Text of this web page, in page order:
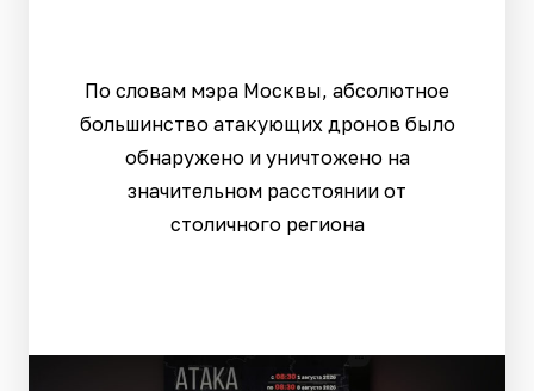
По словам мэра Москвы, абсолютное
большинство атакующих дронов было
обнаружено и уничтожено на
значительном расстоянии от
столичного региона